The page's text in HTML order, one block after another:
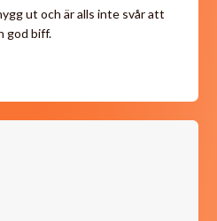
ut och är alls inte svår att
god biff.